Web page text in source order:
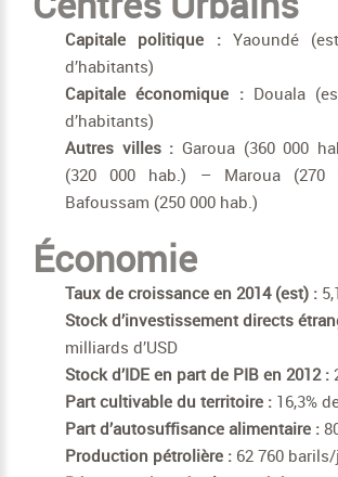
Capitale politique :Yaoundé
d’habitants)
Capitale économique :Douala
d’habitants)
Autres villes : Garoua (360 000
(320 000 hab.) – Maroua
Bafoussam (250 000 hab.)
Économie
Taux de croissance en 2014 (est) :
Stock d’investissement directs
milliards d’USD
Stock d’IDE en part de PIB en 2012 :
Part cultivable du territoire : 16,3%
Part d’autosuffisance alimentaire :
Production pétrolière : 62 760